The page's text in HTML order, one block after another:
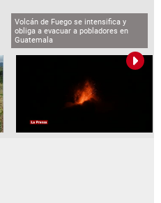
Volcán de Fuego se intensifica y
obliga a evacuar a pobladores en
Guatemala